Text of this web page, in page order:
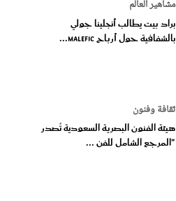
براد بيت يطالب أنجلينا جولي
بالشفافية حول أرباح Malefic...
ثقافة وفنون
هيئة الفنون البصرية السعودية تُصدر
"المرجع الشامل للفن ...